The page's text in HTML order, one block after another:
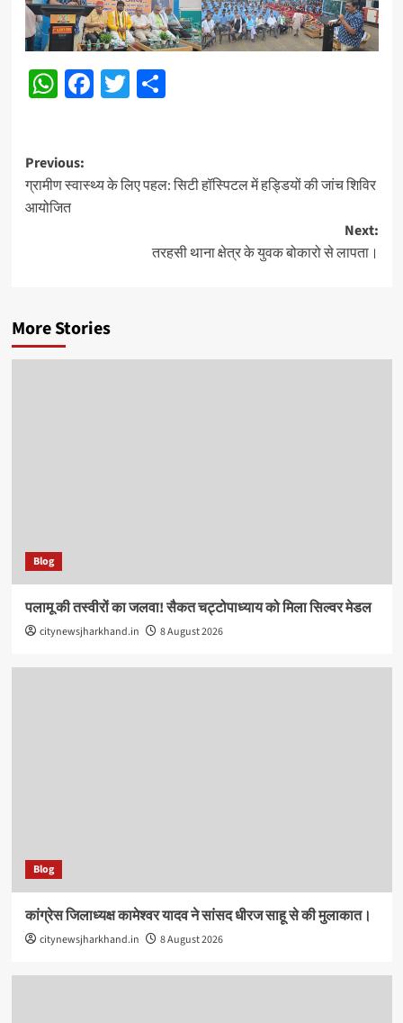
WhatsApp
Facebook
Twitter
Share
Post
navigation
Previous:
ग्रामीण स्वास्थ्य के लिए पहल: सिटी हॉस्पिटल में हड्डियों की जांच शिविर
आयोजित
Next:
तरहसी थाना क्षेत्र के युवक बोकारो से लापता।
More Stories
Blog
पलामू की तस्वीरों का जलवा! सैकत चट्टोपाध्याय को मिला सिल्वर मेडल
citynewsjharkhand.in 8 August 2026
Blog
कांग्रेस जिलाध्यक्ष कामेश्वर यादव ने सांसद धीरज साहू से की मुलाकात।
citynewsjharkhand.in 8 August 2026